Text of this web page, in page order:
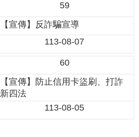
59
【宣傳】反詐騙宣導
113-08-07
60
【宣傳】防止信用卡盜刷、打詐
新四法
113-08-05